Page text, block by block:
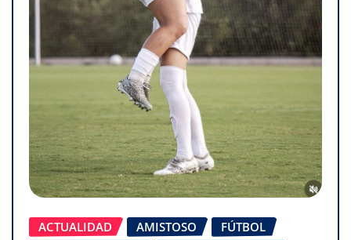
ACTUALIDAD AMISTOSO
FÚTBOL